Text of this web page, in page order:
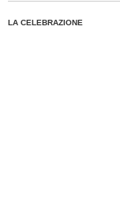
LA CELEBRAZIONE